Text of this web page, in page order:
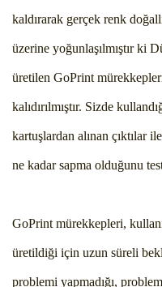
kaldırarak gerçek renk
üzerine yoğunlaşılmıştır ki
üretilen GoPrint
kalıdırılmıştır. Sizde
kartuşlardan alınan çıktılar
ne kadar sapma olduğunu
GoPrint mürekkepleri,
üretildiği için uzun süreli
problemi yapmadığı,